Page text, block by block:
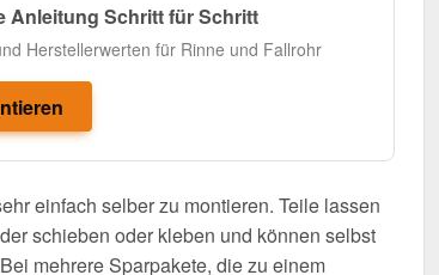
Anleitung Schritt für Schritt
Herstellerwerten für Rinne und Fallrohr
einfach selber zu montieren. Teile lassen
schieben oder kleben und können selbst
mehrere Sparpakete, die zu einem